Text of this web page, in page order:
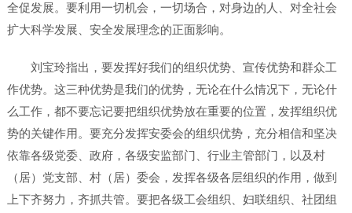
全促发展。要利用一切机会，一切场合，对身边的人、对全社会
扩大科学发展、安全发展理念的正面影响。
刘宝玲指出，要发挥好我们的组织优势、宣传优势和群众工
作优势。这三种优势是我们的优势，无论在什么情况下，无论什
么工作，都不要忘记要把组织优势放在重要的位置，发挥组织优
势的关键作用。要充分发挥安委会的组织优势，充分相信和坚决
依靠各级党委、政府，各级安监部门、行业主管部门，以及村
（居）党支部、村（居）委会，发挥各级各层组织的作用，做到
上下齐努力，齐抓共管。要把各级工会组织、妇联组织、社团组